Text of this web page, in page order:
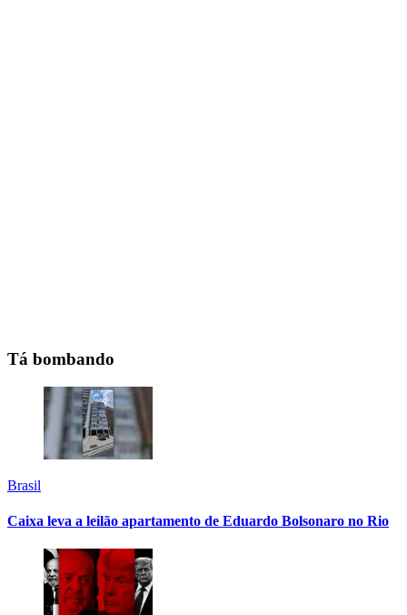
Tá bombando
Brasil
Caixa leva a leilão apartamento de Eduardo Bolsonaro no Rio